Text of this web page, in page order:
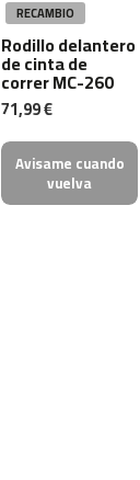
RECAMBIO
Rodillo delantero
de cinta de
correr MC-260
71,99 €
Avisame cuando
vuelva